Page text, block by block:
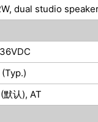
dual studio
默认), AT